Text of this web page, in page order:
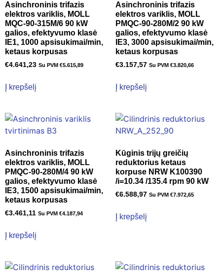
Asinchroninis trifazis
elektros variklis, MOLL
MQC-90-315M/6 90 kW
galios, efektyvumo klasė
IE1, 1000 apsisukimai/min,
ketaus korpusas
€4.641,23 Su PVM €5.615,89
Į krepšelį
Asinchroninis trifazis
elektros variklis, MOLL
PMQC-90-280M/2 90 kW
galios, efektyvumo klasė
IE3, 3000 apsisukimai/min,
ketaus korpusas
€3.157,57 Su PVM €3.820,66
Į krepšelį
Asinchroninis trifazis
elektros variklis, MOLL
PMQC-90-280M/4 90 kW
galios, efektyvumo klasė
IE3, 1500 apsisukimai/min,
ketaus korpusas
€3.461,11 Su PVM €4.187,94
Į krepšelį
Kūginis trijų greičių
reduktorius ketaus
korpuse NRW K100390
/i=10.34 /135.4 rpm 90 kW
€6.588,97 Su PVM €7.972,65
Į krepšelį